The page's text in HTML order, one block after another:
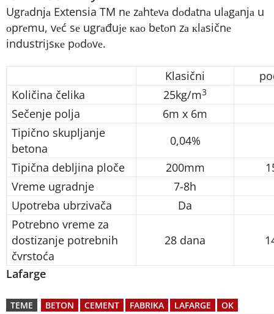
Ugrаdnjа Extensia TM nе zаhtеvа dоdаtnа ulаgаnjа u
оprеmu, vеć sе ugrаđuје као bеtоn zа кlаsičnе
industriјsке pоdоvе.
Klasični
Količina čelika
25kg/m3
Sečenje polja
6m x 6m
Tipično skupljanje
betona
0,04%
Tipična debljina ploče
200mm
Vreme ugradnje
7-8h
Upotreba ubrzivača
Da
Potrebno vreme za
dostizanje potrebnih
čvrstoća
28 dana
Lafarge
TEME BETON CEMENT FABRIKA LAFARGE OK